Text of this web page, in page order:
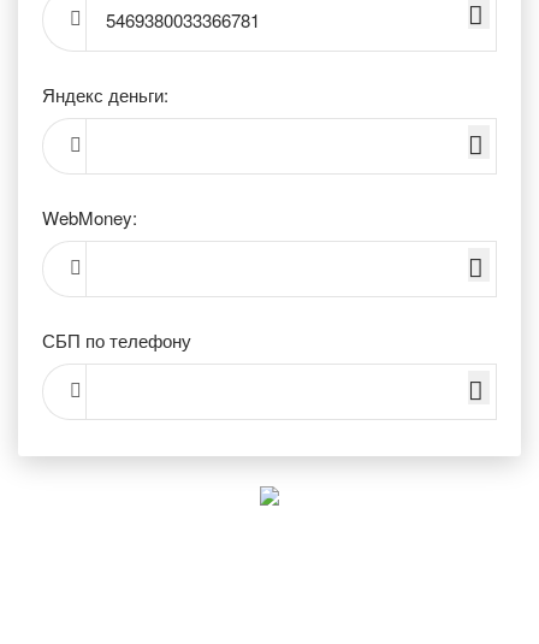
5469380033366781
Яндекс деньги:
WebMoney:
СБП по телефону